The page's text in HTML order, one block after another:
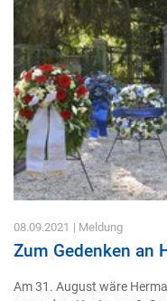
08.09.2021 | Meldung
Zum Gedenken an
Am 31. August wäre